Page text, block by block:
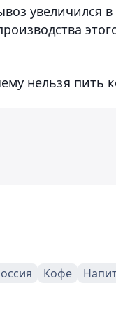
увеличился
нельзя пить
Кофе